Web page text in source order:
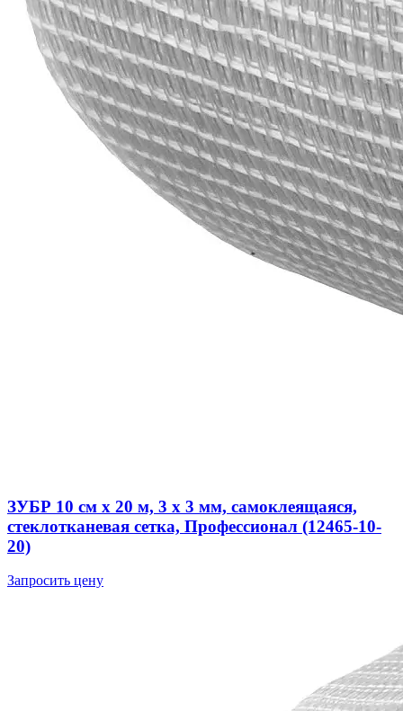
ЗУБР 10 см х 20 м, 3 х 3 мм, самоклеящаяся,
стеклотканевая сетка, Профессионал (12465-10-
20)
Запросить цену